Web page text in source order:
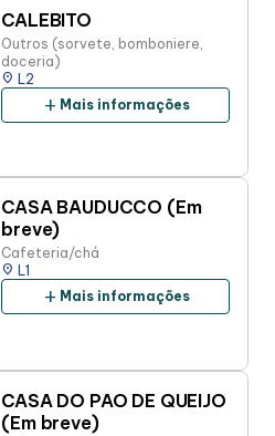
CALEBITO
Outros (sorvete, bomboniere,
doceria)
place L2
add Mais informações
CASA BAUDUCCO (Em
breve)
Cafeteria/chá
place L1
add Mais informações
CASA DO PAO DE QUEIJO
(Em breve)